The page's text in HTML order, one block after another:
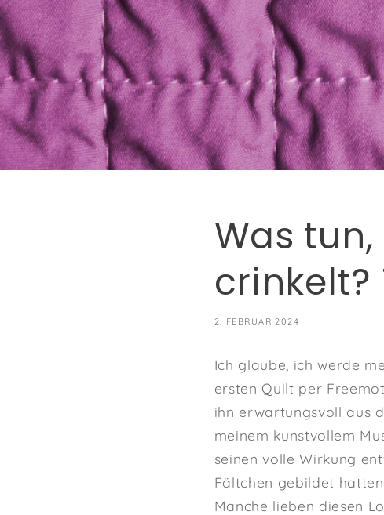
Was
crinkelt?
2. FEBRUAR 2024
Ich glaube, ich werde
ersten Quilt per
ihn erwartungsvoll aus
meinem kunstvollem
seinen volle Wirkung
Fältchen gebildet
Manche lieben diesen